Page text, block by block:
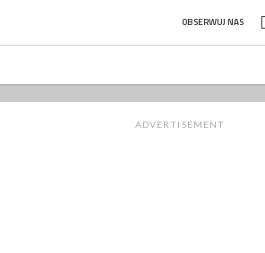
OBSERWUJ NAS
ADVERTISEMENT